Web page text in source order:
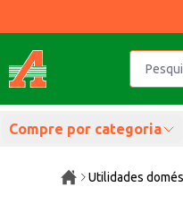
Compre por categoria
Utilidades